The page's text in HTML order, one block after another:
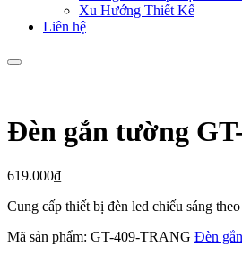
Xu Hướng Thiết Kế
Liên hệ
Đèn gắn tường
619.000₫
Cung cấp thiết bị đèn led chiếu sáng
Mã sản phẩm: GT-409-TRANG Đèn